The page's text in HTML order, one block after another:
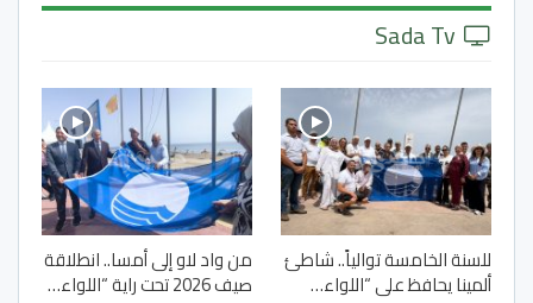
للسنة الخامسة توالياً.. شاطئ
ألمينا يحافظ على “اللواء…
من واد لاو إلى أمسا.. انطلاقة
صيف 2026 تحت راية “اللواء…